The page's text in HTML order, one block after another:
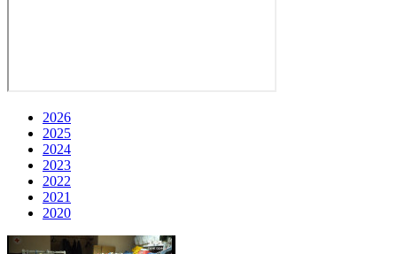
2026
2025
2024
2023
2022
2021
2020